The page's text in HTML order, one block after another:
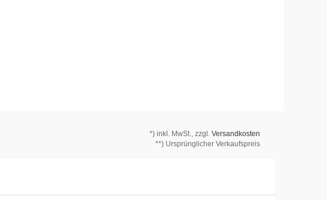
*) inkl. MwSt., zzgl. Versandkosten
**) Ursprünglicher Verkaufspreis